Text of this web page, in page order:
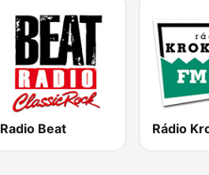
Radio Beat